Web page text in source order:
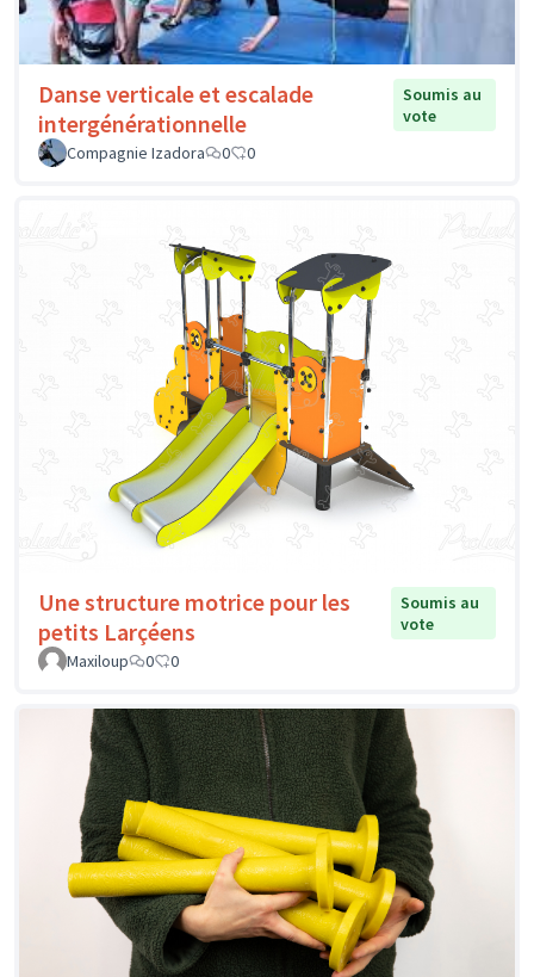
Danse verticale et escalade
intergénérationnelle
Soumis au
vote
Compagnie Izadora
0 0
Une structure motrice pour les
petits Larçéens
Soumis au
vote
Maxiloup
0 0